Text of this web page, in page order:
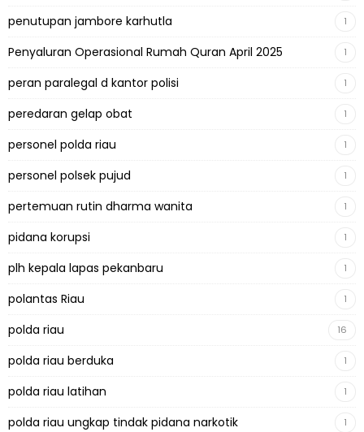
penutupan jambore karhutla 1
Penyaluran Operasional Rumah Quran April 2025 1
peran paralegal d kantor polisi 1
peredaran gelap obat 1
personel polda riau 1
personel polsek pujud 1
pertemuan rutin dharma wanita 1
pidana korupsi 1
plh kepala lapas pekanbaru 1
polantas Riau 1
polda riau 16
polda riau berduka 1
polda riau latihan 1
polda riau ungkap tindak pidana narkotik 1